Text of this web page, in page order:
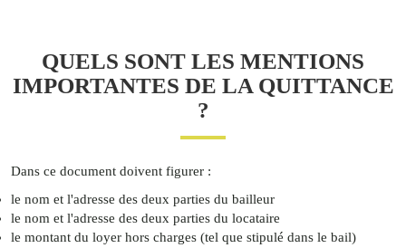
QUELS SONT LES MENTIONS
IMPORTANTES DE LA QUITTANCE
?
Dans ce document doivent figurer :
le nom et l'adresse des deux parties du bailleur
le nom et l'adresse des deux parties du locataire
le montant du loyer hors charges (tel que stipulé dans le bail)